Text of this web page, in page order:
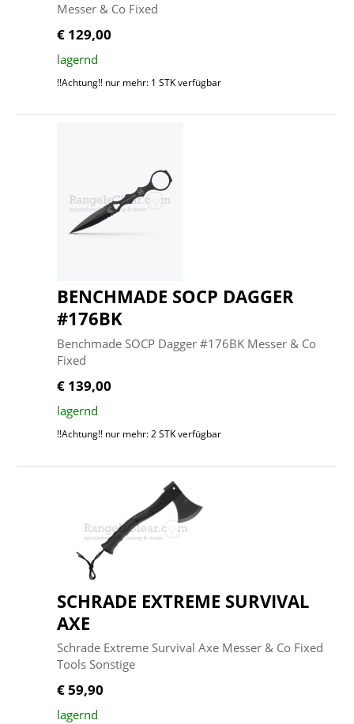
Messer & Co Fixed
€ 129,00
lagernd
!!Achtung!! nur mehr: 1 STK verfügbar
BENCHMADE SOCP DAGGER
#176BK
Benchmade SOCP Dagger #176BK Messer & Co
Fixed
€ 139,00
lagernd
!!Achtung!! nur mehr: 2 STK verfügbar
SCHRADE EXTREME SURVIVAL
AXE
Schrade Extreme Survival Axe Messer & Co Fixed
Tools Sonstige
€ 59,90
lagernd